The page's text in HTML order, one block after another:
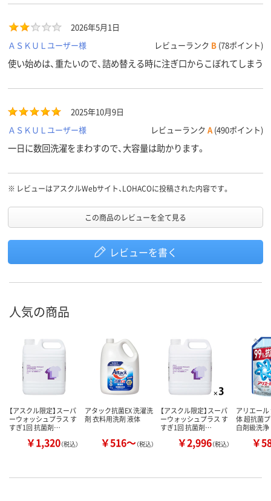
2026年5月1日
ＡＳＫＵＬユーザー様
レビューランク B (78ポイント)
使い始めは、重たいので、詰め替える時に注ぎ口からこぼれてしまう
2025年10月9日
ＡＳＫＵＬユーザー様
レビューランク A (490ポイント)
一日に数回洗濯をまわすので、大容量は助かります。
※ レビューはアスクルWebサイト、LOHACOに投稿された内容です。
この商品のレビューを全て見る
レビューを書く
人気の商品
【アスクル限定】スーパ
ーウォッシュプラス す
すぎ1回 抗菌剤…
￥1,320（税込）
アタック抗菌EX 洗濯洗
剤 衣料用洗剤 液体
￥516～（税込）
【アスクル限定】スーパ
ーウォッシュプラス す
すぎ1回 抗菌剤…
￥2,996（税込）
アリエー
体 超抗菌
白剤級洗浄
￥